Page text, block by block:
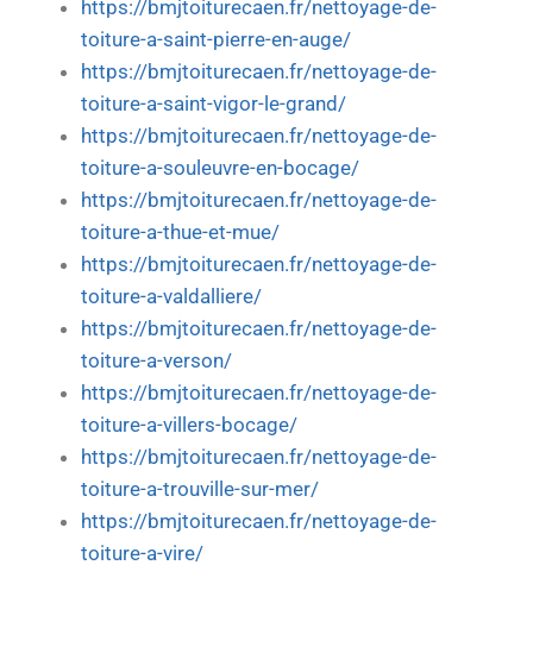
https://bmjtoiturecaen.fr/nettoyage-de-
toiture-a-saint-pierre-en-auge/
https://bmjtoiturecaen.fr/nettoyage-de-
toiture-a-saint-vigor-le-grand/
https://bmjtoiturecaen.fr/nettoyage-de-
toiture-a-souleuvre-en-bocage/
https://bmjtoiturecaen.fr/nettoyage-de-
toiture-a-thue-et-mue/
https://bmjtoiturecaen.fr/nettoyage-de-
toiture-a-valdalliere/
https://bmjtoiturecaen.fr/nettoyage-de-
toiture-a-verson/
https://bmjtoiturecaen.fr/nettoyage-de-
toiture-a-villers-bocage/
https://bmjtoiturecaen.fr/nettoyage-de-
toiture-a-trouville-sur-mer/
https://bmjtoiturecaen.fr/nettoyage-de-
toiture-a-vire/